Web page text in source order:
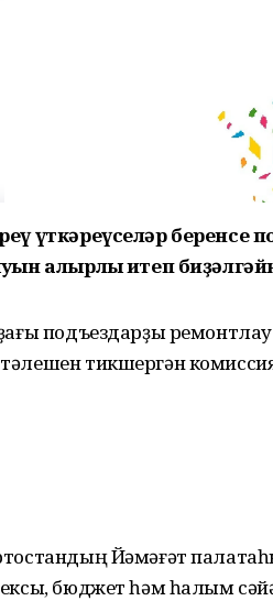
үткәреүселәр беренсе
алырлыҡ итеп
подъездарҙы
тикшергән
Йәмәғәт
бюджет һәм һалым